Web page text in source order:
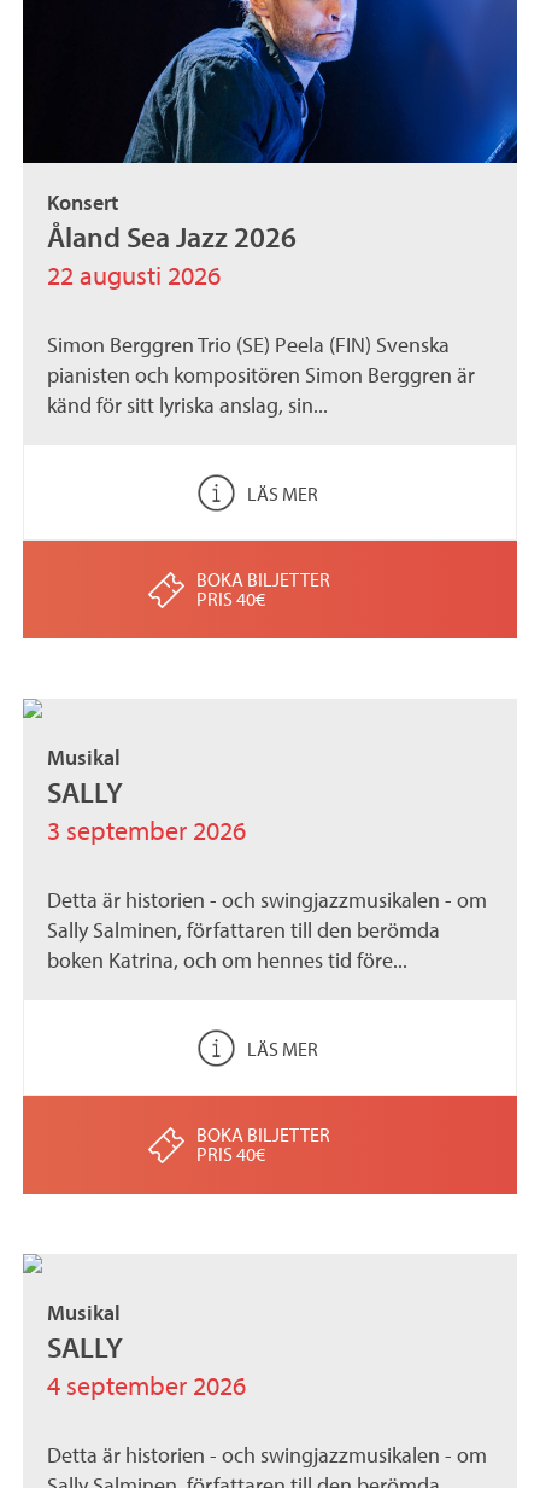
Konsert
Åland Sea Jazz 2026
22 augusti 2026
Simon Berggren Trio (SE) Peela (FIN) Svenska
pianisten och kompositören Simon Berggren är
känd för sitt lyriska anslag, sin...
LÄS MER
BOKA BILJETTER
PRIS 40€
Musikal
SALLY
3 september 2026
Detta är historien - och swingjazzmusikalen - om
Sally Salminen, författaren till den berömda
boken Katrina, och om hennes tid före...
LÄS MER
BOKA BILJETTER
PRIS 40€
Musikal
SALLY
4 september 2026
Detta är historien - och swingjazzmusikalen - om